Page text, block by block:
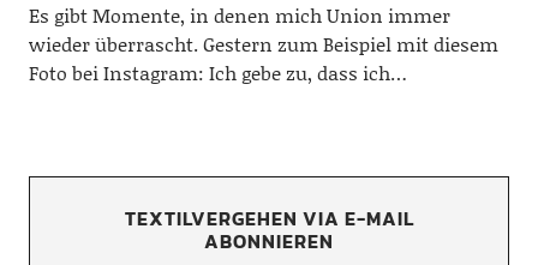
Es gibt Momente, in denen mich Union immer
wieder überrascht. Gestern zum Beispiel mit diesem
Foto bei Instagram: Ich gebe zu, dass ich…
TEXTILVERGEHEN VIA E-MAIL
ABONNIEREN